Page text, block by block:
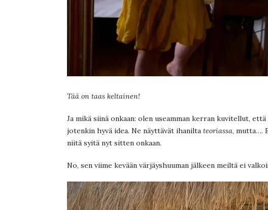
Tää on taas keltainen!
Ja mikä siinä onkaan: olen useamman kerran kuvitellut,
jotenkin hyvä idea. Ne näyttävät ihanilta teoriassa, mutta….
niitä syitä nyt sitten onkaan.
No, sen viime kevään värjäyshuuman jälkeen meiltä ei